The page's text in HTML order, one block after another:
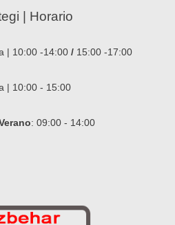
| Horario
| 10:00 -14:00 / 15:00 -17:00
| 10:00 - 15:00
: 09:00 - 14:00